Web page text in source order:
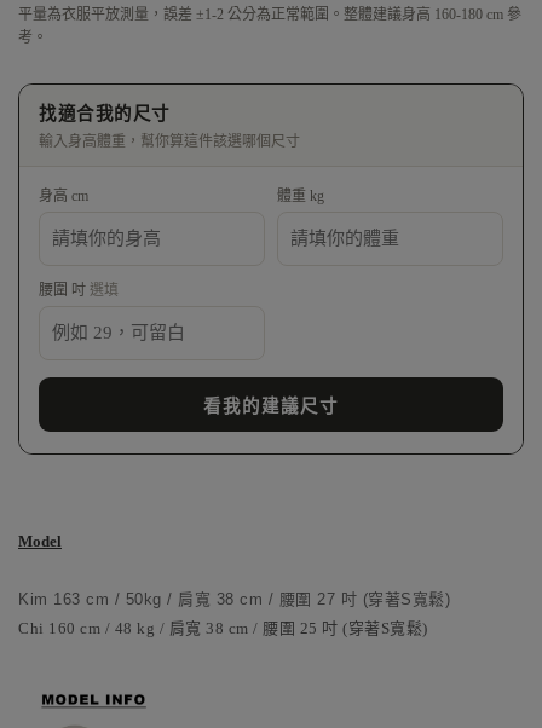
平量為衣服平放測量，誤差 ±1-2 公分為正常範圍。整體建議身高 160-180 cm 參
考。
找適合我的尺寸
輸入身高體重，幫你算這件該選哪個尺寸
身高 cm 體重 kg
腰圍 吋 選填
看我的建議尺寸
Model
Kim 163 cm / 50kg / 肩寬 38 cm / 腰圍 27 吋 (穿著S寬鬆)
Chi 160 cm / 48 kg / 肩寬 38 cm / 腰圍 25 吋 (穿著S寬鬆)